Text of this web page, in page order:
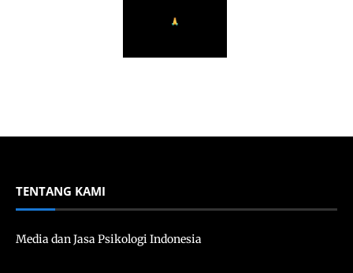
TENTANG KAMI
Media dan Jasa Psikologi Indonesia